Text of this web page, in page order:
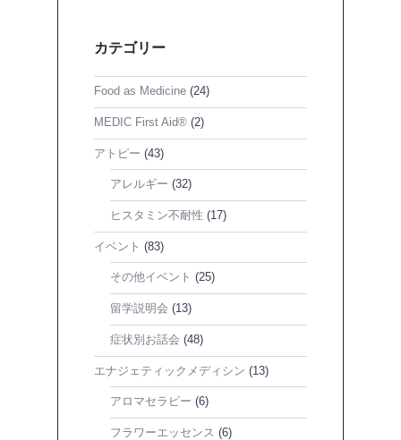
カテゴリー
Food as Medicine (24)
MEDIC First Aid® (2)
アトピー (43)
アレルギー (32)
ヒスタミン不耐性 (17)
イベント (83)
その他イベント (25)
留学説明会 (13)
症状別お話会 (48)
エナジェティックメディシン (13)
アロマセラピー (6)
フラワーエッセンス (6)